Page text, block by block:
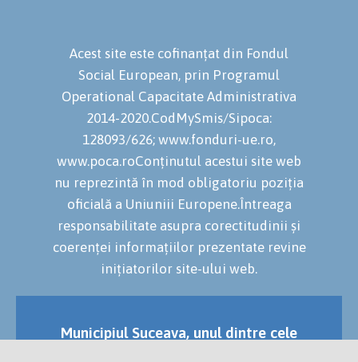
Acest site este cofinanțat din Fondul
Social European, prin Programul
Operational Capacitate Administrativa
2014-2020.CodMySmis/Sipoca:
128093/626; www.fonduri-ue.ro,
www.poca.roConținutul acestui site web
nu reprezintă în mod obligatoriu poziția
oficială a Uniuniii Europene.Întreaga
responsabilitate asupra corectitudinii și
coerenței informațiilor prezentate revine
inițiatorilor site-ului web.
Municipiul Suceava, unul dintre cele